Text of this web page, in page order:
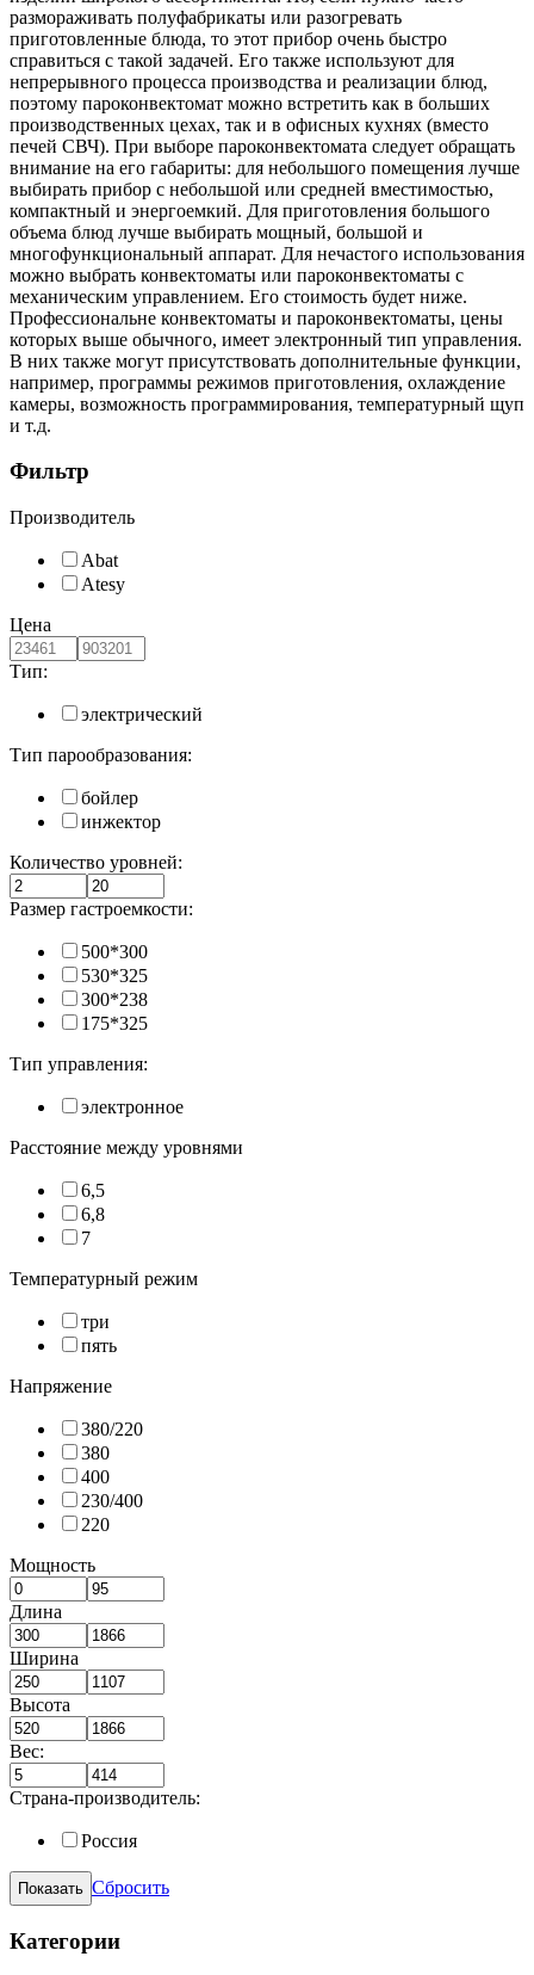
размораживать полуфабрикаты или разогревать
приготовленные блюда, то этот прибор очень быстро
справиться с такой задачей. Его также используют для
непрерывного процесса производства и реализации блюд,
поэтому пароконвектомат можно встретить как в больших
производственных цехах, так и в офисных кухнях (вместо
печей СВЧ). При выборе пароконвектомата следует обращать
внимание на его габариты: для небольшого помещения лучше
выбирать прибор с небольшой или средней вместимостью,
компактный и энергоемкий. Для приготовления большого
объема блюд лучше выбирать мощный, большой и
многофункциональный аппарат. Для нечастого использования
можно выбрать конвектоматы или пароконвектоматы с
механическим управлением. Его стоимость будет ниже.
Профессиональне конвектоматы и пароконвектоматы, цены
которых выше обычного, имеет электронный тип управления.
В них также могут присутствовать дополнительные функции,
например, программы режимов приготовления, охлаждение
камеры, возможность программирования, температурный щуп
и т.д.
Фильтр
Производитель
Abat
Atesy
Цена
Тип:
электрический
Тип парообразования:
бойлер
инжектор
Количество уровней:
Размер гастроемкости:
500*300
530*325
300*238
175*325
Тип управления:
электронное
Расстояние между уровнями
6,5
6,8
7
Температурный режим
три
пять
Напряжение
380/220
380
400
230/400
220
Мощность
Длина
Ширина
Высота
Вес:
Страна-производитель:
Россия
Сбросить
Категории